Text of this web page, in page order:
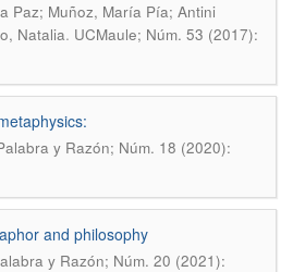
Paz; Muñoz, María Pía; Antini
Natalia. UCMaule; Núm. 53 (2017):
y Razón; Núm. 18 (2020):
and philosophy
y Razón; Núm. 20 (2021):